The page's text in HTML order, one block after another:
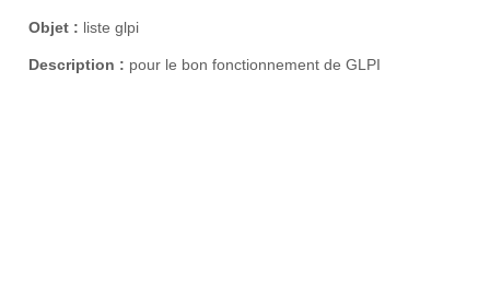
Objet : liste glpi
Description : pour le bon fonctionnement de GLPI